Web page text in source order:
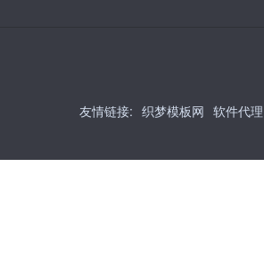
友情链接: 织梦模板网 软件代理